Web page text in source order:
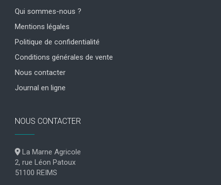
Qui sommes-nous ?
Mentions légales
Politique de confidentialité
Conditions générales de vente
Nous contacter
Journal en ligne
NOUS CONTACTER
La Marne Agricole
2, rue Léon Patoux
51100 REIMS